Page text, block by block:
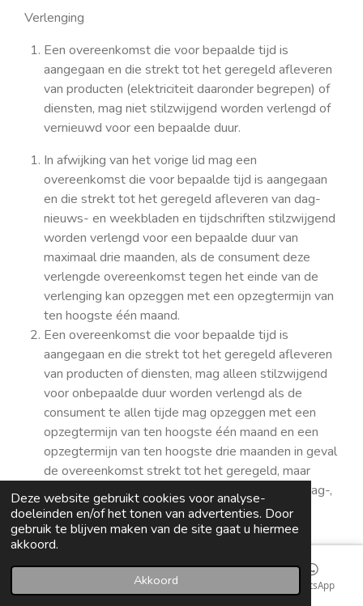
Deze website gebruikt cookies voor analyse-
doeleinden en/of het tonen van advertenties. Door
gebruik te blijven maken van de site gaat u hiermee
akkoord.
Akkoord
Verlenging
Een overeenkomst die voor bepaalde tijd is
aangegaan en die strekt tot het geregeld afleveren
van producten (elektriciteit daaronder begrepen) of
diensten, mag niet stilzwijgend worden verlengd of
vernieuwd voor een bepaalde duur.
In afwijking van het vorige lid mag een
overeenkomst die voor bepaalde tijd is aangegaan
en die strekt tot het geregeld afleveren van dag-
nieuws- en weekbladen en tijdschriften stilzwijgend
worden verlengd voor een bepaalde duur van
maximaal drie maanden, als de consument deze
verlengde overeenkomst tegen het einde van de
verlenging kan opzeggen met een opzegtermijn van
ten hoogste één maand.
Een overeenkomst die voor bepaalde tijd is
aangegaan en die strekt tot het geregeld afleveren
van producten of diensten, mag alleen stilzwijgend
voor onbepaalde duur worden verlengd als de
consument te allen tijde mag opzeggen met een
opzegtermijn van ten hoogste één maand en een
opzegtermijn van ten hoogste drie maanden in geval
de overeenkomst strekt tot het geregeld, maar
minder dan eenmaal per maand, afleveren van dag-,
nieuws- en weekbladen en tijdschriften.
Een overeenkomst met beperkte duur tot het
geregeld ter kennismaking afleveren van dag-,
nieuws- en weekbladen en tijdschriften (proef- of
kennismakingsabonnement) wordt niet stilzwijgend
Kaart WhatsApp